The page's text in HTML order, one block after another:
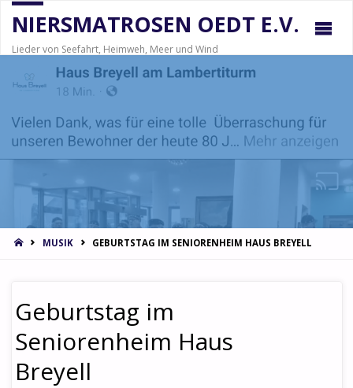
NIERSMATROSEN OEDT E.V.
Lieder von Seefahrt, Heimweh, Meer und Wind
STARTSEITE
MUSIK GEBURTSTAG IM SENIORENHEIM HAUS BREYELL
Geburtstag im
Seniorenheim Haus
Breyell